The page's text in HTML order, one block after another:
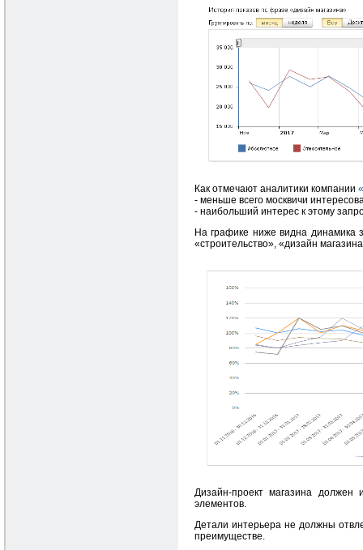
Как отмечают аналитики компании
- меньше всего москвичи
- наибольший интерес к этому
На графике ниже видна динамика
«строительство», «дизайн
Дизайн-проект магазина должен
элементов.
Детали интерьера не должны
преимуществе.